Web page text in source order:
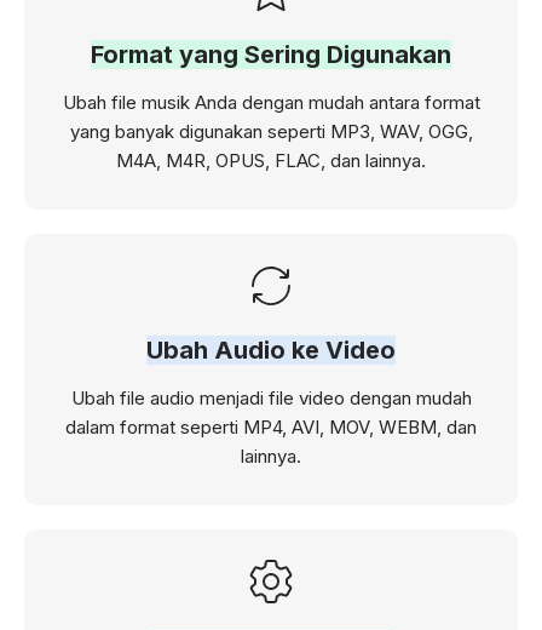
Format yang Sering Digunakan
Ubah file musik Anda dengan mudah antara format
yang banyak digunakan seperti MP3, WAV, OGG,
M4A, M4R, OPUS, FLAC, dan lainnya.
Ubah Audio ke Video
Ubah file audio menjadi file video dengan mudah
dalam format seperti MP4, AVI, MOV, WEBM, dan
lainnya.